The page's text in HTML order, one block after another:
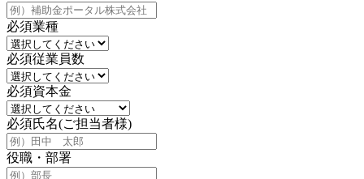
必須業種
必須従業員数
必須資本金
必須氏名(ご担当者様)
役職・部署